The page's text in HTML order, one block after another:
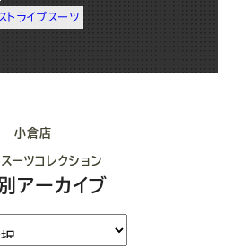
トライプスーツ
小倉店
ーツコレクション
アーカイブ